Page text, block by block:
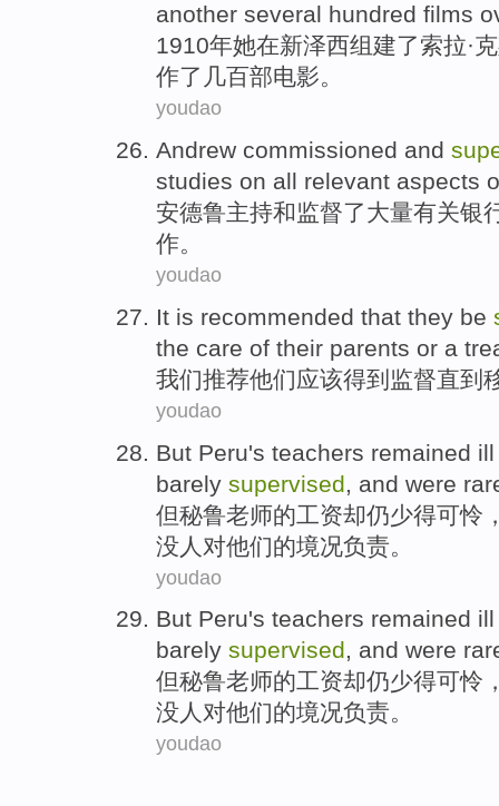
another several hundred films
1910年她在新泽西组建了索拉·
作了 几百部电影。
youdao
Andrew commissioned and
studies on all relevant aspects
安德鲁主持和监督了大量有关银
作。
youdao
It is recommended that they be
the care of their parents or a
我们推荐他们应该得到监督直到
youdao
But Peru's teachers remained
barely supervised , and were
但秘鲁老师的工资却仍少得可怜
没人 对他们的境况负责。
youdao
But Peru's teachers remained
barely supervised, and were
但秘鲁老师的工资却仍少得可怜
没人 对他们的境况负责。
youdao